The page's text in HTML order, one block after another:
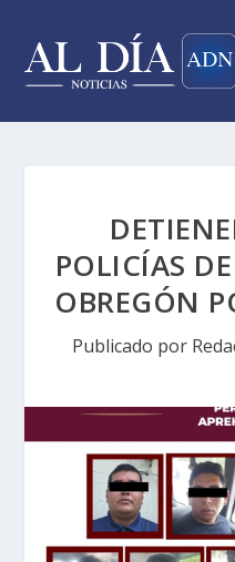
POLICÍAS
OBREGÓN
Publicado por